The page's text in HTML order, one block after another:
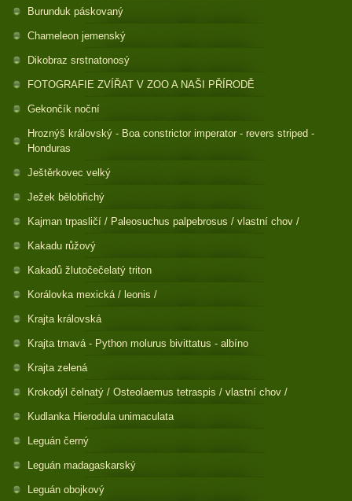
Burunduk páskovaný
Chameleon jemenský
Dikobraz srstnatonosý
FOTOGRAFIE ZVÍŘAT V ZOO A NAŠI PŘÍRODĚ
Gekončík noční
Hroznýš královský - Boa constrictor imperator - revers striped -
Honduras
Ještěrkovec velký
Ježek bělobřichý
Kajman trpasličí / Paleosuchus palpebrosus / vlastní chov /
Kakadu růžový
Kakadů žlutočečelatý triton
Korálovka mexická / leonis /
Krajta královská
Krajta tmavá - Python molurus bivittatus - albíno
Krajta zelená
Krokodýl čelnatý / Osteolaemus tetraspis / vlastní chov /
Kudlanka Hierodula unimaculata
Leguán černý
Leguán madagaskarský
Leguán obojkový